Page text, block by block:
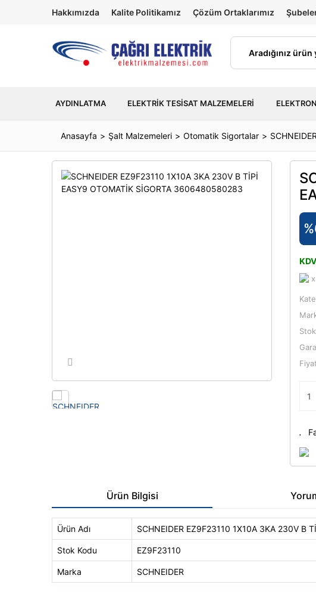
Hakkımızda Kalite Politikamız Çözüm Ortaklarımız
AYDINLATMA ELEKTRIK TESISAT MALZEMELERI
Anasayfa Şalt Malzemeleri Otomatik Sigortalar
x
Fiyat
Ürün Bilgisi
Ürün Adı SCHNEIDER EZ9F23110 1X10A 3KA 230V B
Stok Kodu EZ9F23110
Marka SCHNEIDER